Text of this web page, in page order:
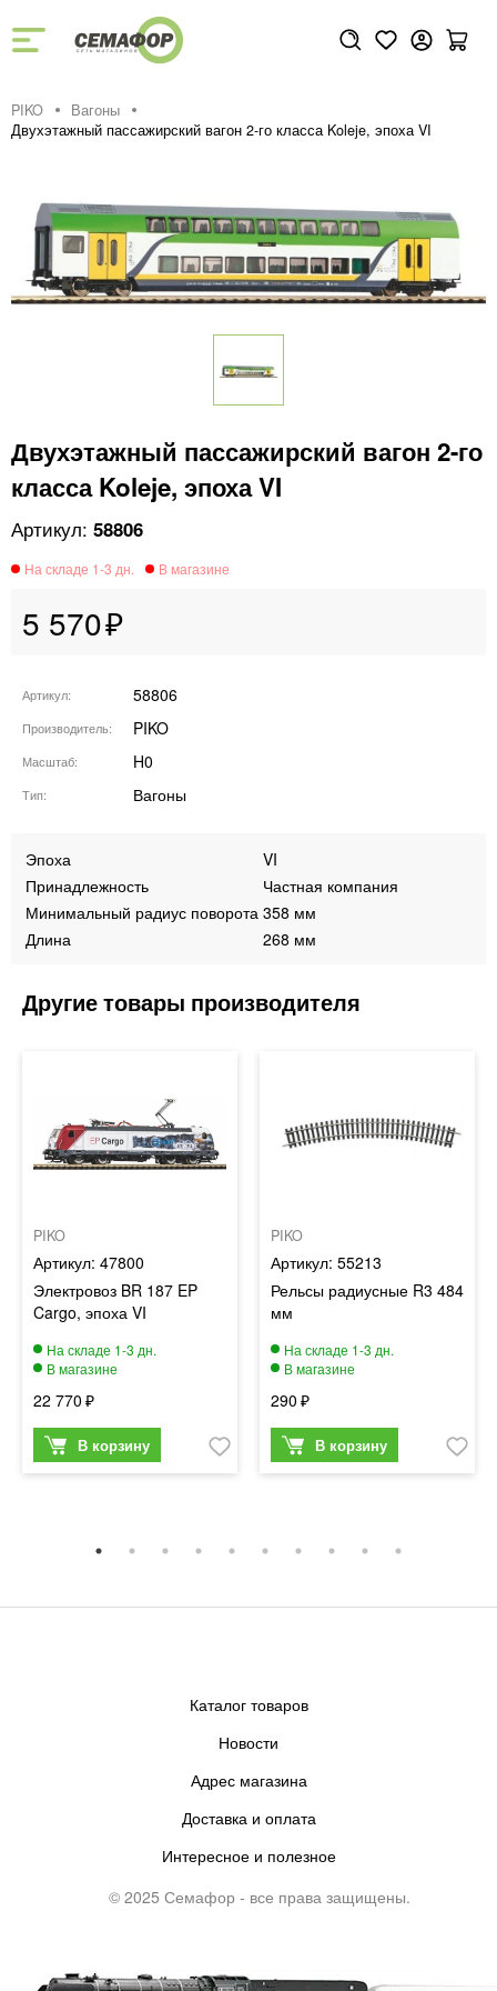
PIKO
Вагоны
Двухэтажный пассажирский вагон 2-го класса Koleje, эпоха VI
Двухэтажный пассажирский вагон 2-го
класса Koleje, эпоха VI
58806
5 570
Артикул 58806
Производитель PIKO
Масштаб H0
Тип Вагоны
Эпоха
VI
Принадлежность
Частная компания
Минимальный радиус поворота 358 мм
Длина
268 мм
PIKO
47800
Электровоз BR 187 EP
Cargo, эпоха VI
22 770
PIKO
55213
Рельсы радиусные R3 484
мм
290
Каталог товаров
Новости
Адрес магазина
Доставка и оплата
Интересное и полезное
© 2025 Семафор - все права защищены.